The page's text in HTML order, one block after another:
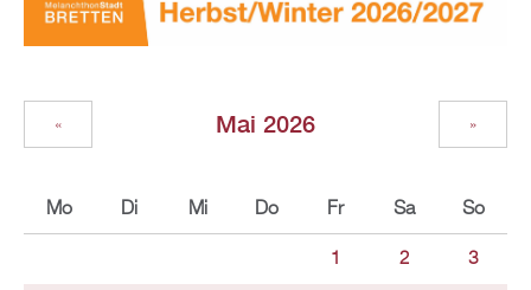
Mai 2026
« »
Mo Di Mi Do Fr Sa So
1 2 3